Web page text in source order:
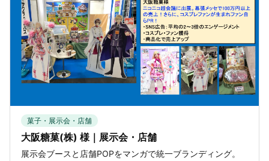
菓子・展示会・店舗
大阪糖菓(株) 様｜展示会・店舗
展示会ブースと店舗POPをマンガで統一ブランディング。